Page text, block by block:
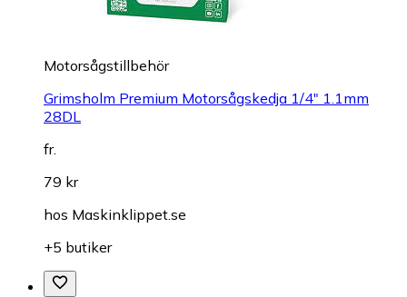
Motorsågstillbehör
Grimsholm Premium Motorsågskedja 1/4" 1.1mm
28DL
fr.
79 kr
hos Maskinklippet.se
+5 butiker